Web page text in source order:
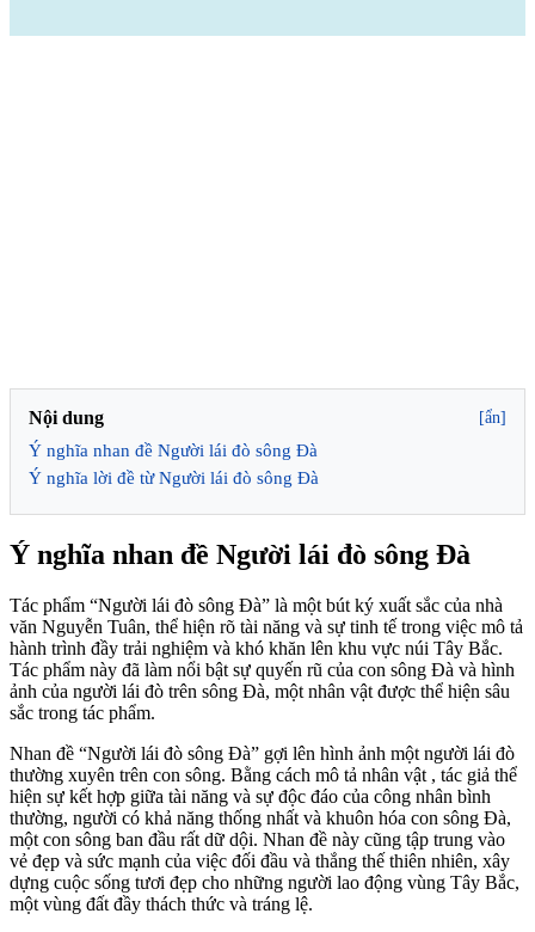
Nội dung [ẩn]
Ý nghĩa nhan đề Người lái đò sông Đà
Ý nghĩa lời đề từ Người lái đò sông Đà
Ý nghĩa nhan đề Người lái đò sông Đà
Tác phẩm “Người lái đò sông Đà” là một bút ký xuất sắc của nhà
văn Nguyễn Tuân, thể hiện rõ tài năng và sự tinh tế trong việc mô tả
hành trình đầy trải nghiệm và khó khăn lên khu vực núi Tây Bắc.
Tác phẩm này đã làm nổi bật sự quyến rũ của con sông Đà và hình
ảnh của người lái đò trên sông Đà, một nhân vật được thể hiện sâu
sắc trong tác phẩm.
Nhan đề “Người lái đò sông Đà” gợi lên hình ảnh một người lái đò
thường xuyên trên con sông. Bằng cách mô tả nhân vật , tác giả thể
hiện sự kết hợp giữa tài năng và sự độc đáo của công nhân bình
thường, người có khả năng thống nhất và khuôn hóa con sông Đà,
một con sông ban đầu rất dữ dội. Nhan đề này cũng tập trung vào
vẻ đẹp và sức mạnh của việc đối đầu và thắng thế thiên nhiên, xây
dựng cuộc sống tươi đẹp cho những người lao động vùng Tây Bắc,
một vùng đất đầy thách thức và tráng lệ.